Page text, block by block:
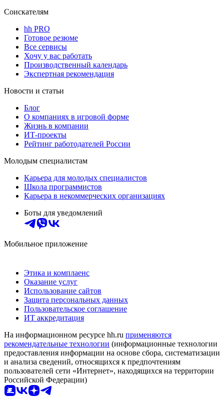
Соискателям
hh PRO
Готовое резюме
Все сервисы
Хочу у вас работать
Производственный календарь
Экспертная рекомендация
Новости и статьи
Блог
О компаниях в игровой форме
Жизнь в компании
ИТ-проекты
Рейтинг работодателей России
Молодым специалистам
Карьера для молодых специалистов
Школа программистов
Карьера в некоммерческих организациях
Боты для уведомлений
Мобильное приложение
Этика и комплаенс
Оказание услуг
Использование сайтов
Защита персональных данных
Пользовательское соглашение
ИТ аккредитация
На информационном ресурсе hh.ru применяются
рекомендательные технологии (информационные технологии
предоставления информации на основе сбора, систематизации
и анализа сведений, относящихся к предпочтениям
пользователей сети «Интернет», находящихся на территории
Российской Федерации)